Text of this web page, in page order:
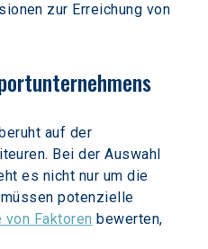
zur Erreichung von
auf der
Bei der Auswahl
es nicht nur um die
potenzielle
von Faktoren bewerten,